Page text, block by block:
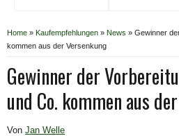
Home » Kaufempfehlungen » News » Gewinner
kommen aus der Versenkung
Gewinner der
und Co. kommen aus
Von Jan Welle